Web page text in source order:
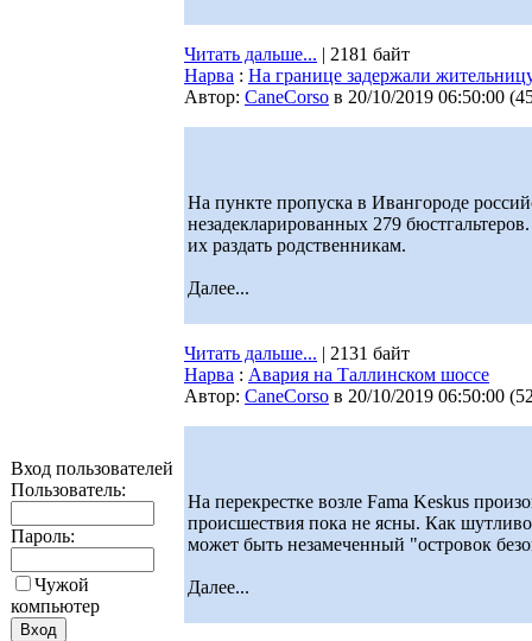
Вход пользователей
Пользователь:
Пароль:
Чужой
компьютер
Читать дальше... | 2181 байт
Нарва : На границе задержали
Автор: CaneCorso в 20/10/2019 06:50:00 (
На пункте пропуска в Ивангороде
незадекларированных 279
их раздать родственникам.
Далее...
Читать дальше... | 2131 байт
Нарва : Авария на Таллинском шоссе
Автор: CaneCorso в 20/10/2019 06:50:00 (
На перекрестке возле Fama Keskus
происшествия пока не ясны. Как
может быть незамеченный "островок
Далее...